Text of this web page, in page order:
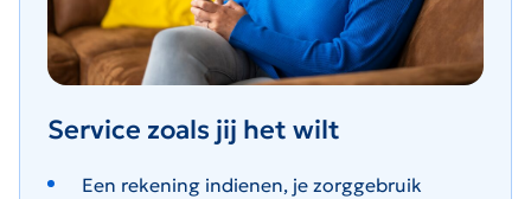
Service zoals jij het wilt
Een rekening indienen, je zorggebruik